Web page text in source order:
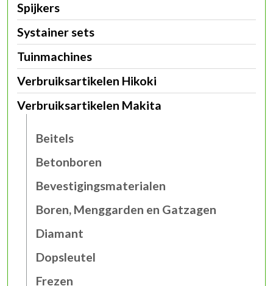
Spijkers
Systainer sets
Tuinmachines
Verbruiksartikelen Hikoki
Verbruiksartikelen Makita
Beitels
Betonboren
Bevestigingsmaterialen
Boren, Menggarden en Gatzagen
Diamant
Dopsleutel
Frezen